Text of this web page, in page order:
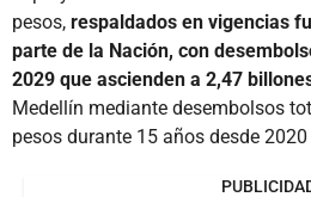
pesos, respaldados en vigencias
parte de la Nación, con
2029 que ascienden a 2,47
Medellín mediante desembolsos
pesos durante 15 años desde